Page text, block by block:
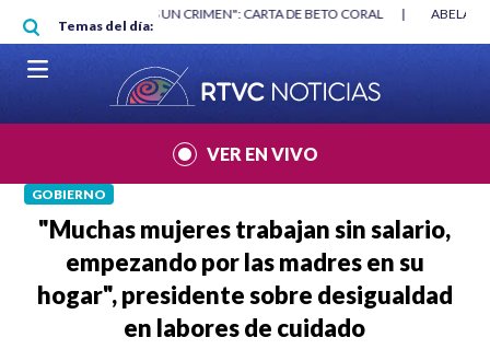
Pasar al contenido principal
Temas del día:
"HABLAR NO ES UN CRIMEN": CARTA DE BETO CORAL | ABELARDO
VER EN VIVO
GOBIERNO
"Muchas mujeres trabajan sin salario,
empezando por las madres en su
hogar", presidente sobre desigualdad
en labores de cuidado